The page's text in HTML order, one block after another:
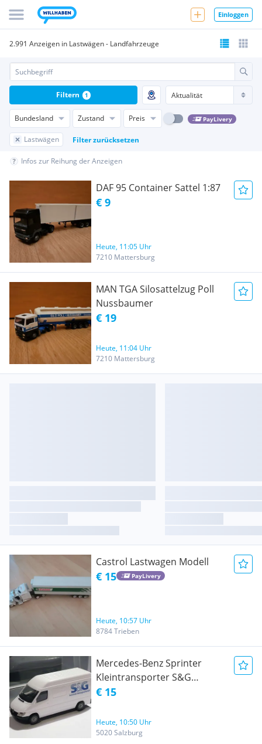
Einloggen
2.991 Anzeigen in Lastwägen - Landfahrzeuge
Bundesland Zustand Preis PayLivery
Lastwägen Filter zurücksetzen
Filtern 1
Infos zur Reihung der Anzeigen
DAF 95 Container Sattel 1:87
€ 9
Heute, 11:05 Uhr
7210 Mattersburg
MAN TGA Silosattelzug Poll
Nussbaumer
€ 19
Heute, 11:04 Uhr
7210 Mattersburg
Castrol Lastwagen Modell
€ 15 PayLivery
Heute, 10:57 Uhr
8784 Trieben
Mercedes-Benz Sprinter
Kleintransporter S&G
Automobil Sondermodell
€ 15
Heute, 10:50 Uhr
5020 Salzburg